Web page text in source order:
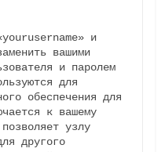
и
вашими
и паролем
для
обеспечения для
к вашему
узлу
другого